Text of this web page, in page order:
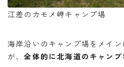
江差のカモメ岬キャンプ場
海岸沿いのキャンプ場をメイ
が、全体的に北海道のキャン